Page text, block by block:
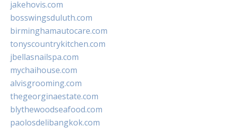
jakehovis.com
bosswingsduluth.com
birminghamautocare.com
tonyscountrykitchen.com
jbellasnailspa.com
mychaihouse.com
alvisgrooming.com
thegeorginaestate.com
blythewoodseafood.com
paolosdelibangkok.com